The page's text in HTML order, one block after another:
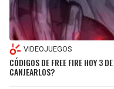
VIDEOJUEGOS
CÓDIGOS DE FREE FIRE HOY 3
CANJEARLOS?